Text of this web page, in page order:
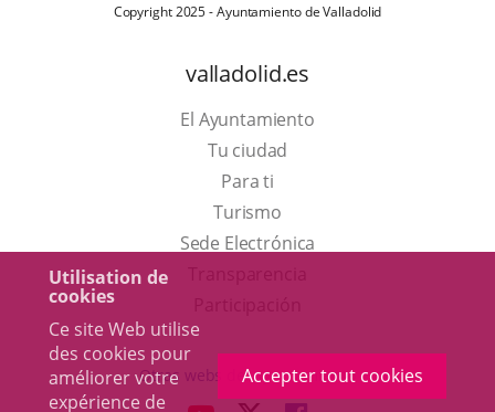
Utilisation de
cookies
Ce site Web utilise
des cookies pour
améliorer votre
expérience de
Accepter tout cookies
Copyright 2025 - Ayuntamiento de Valladolid
valladolid.es
El Ayuntamiento
Tu ciudad
Para ti
TurismoEste
enlace
una
ventana
Sede Electrónica
externa.
Otras webs del ayuntamiento